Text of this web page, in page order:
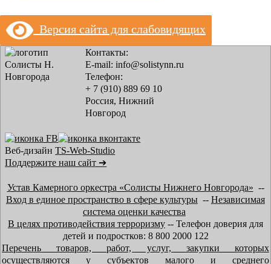
Версия сайта для слабовидящих
Контакты:
E-mail: info@solistynn.ru
Телефон:
+ 7 (910) 889 69 10
Россия, Нижний
Новгород
Веб-дизайнTS-Web-Studio
Поддержите наш сайт ➔
Устав Камерного оркестра «Солисты Нижнего Новгорода» --
Вход в единое пространство в сфере культуры -- Независимая
система оценки качества
В целях противодействия терроризму -- Телефон доверия для
детей и подростков: 8 800 2000 122
Перечень товаров, работ, услуг, закупки которых
осуществляются у субъектов малого и среднего